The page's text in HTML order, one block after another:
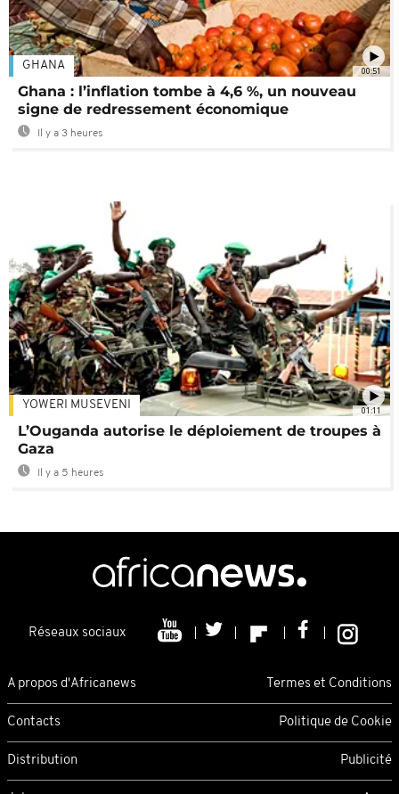
00:51
GHANA
Ghana : l’inflation tombe à 4,6 %, un nouveau
signe de redressement économique
Il y a 3 heures
01:11
YOWERI MUSEVENI
L’Ouganda autorise le déploiement de troupes à
Gaza
Il y a 5 heures
Réseaux sociaux
A propos d'Africanews Termes et Conditions
Contacts Politique de Cookie
Distribution Publicité